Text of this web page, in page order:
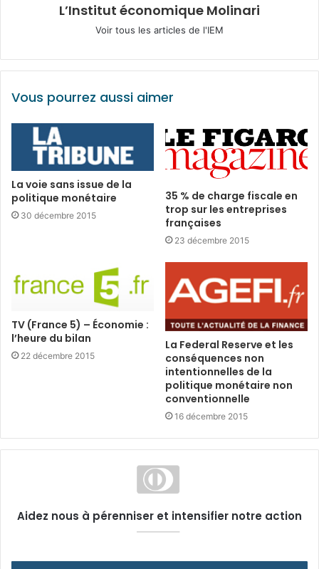
L’Institut économique Molinari
Voir tous les articles de l'IEM
Vous pourrez aussi aimer
La voie sans issue de la
politique monétaire
30 décembre 2015
35 % de charge fiscale en
trop sur les entreprises
françaises
23 décembre 2015
TV (France 5) – Économie :
l’heure du bilan
22 décembre 2015
La Federal Reserve et les
conséquences non
intentionnelles de la
politique monétaire non
conventionnelle
16 décembre 2015
Aidez nous à pérenniser et intensifier notre action